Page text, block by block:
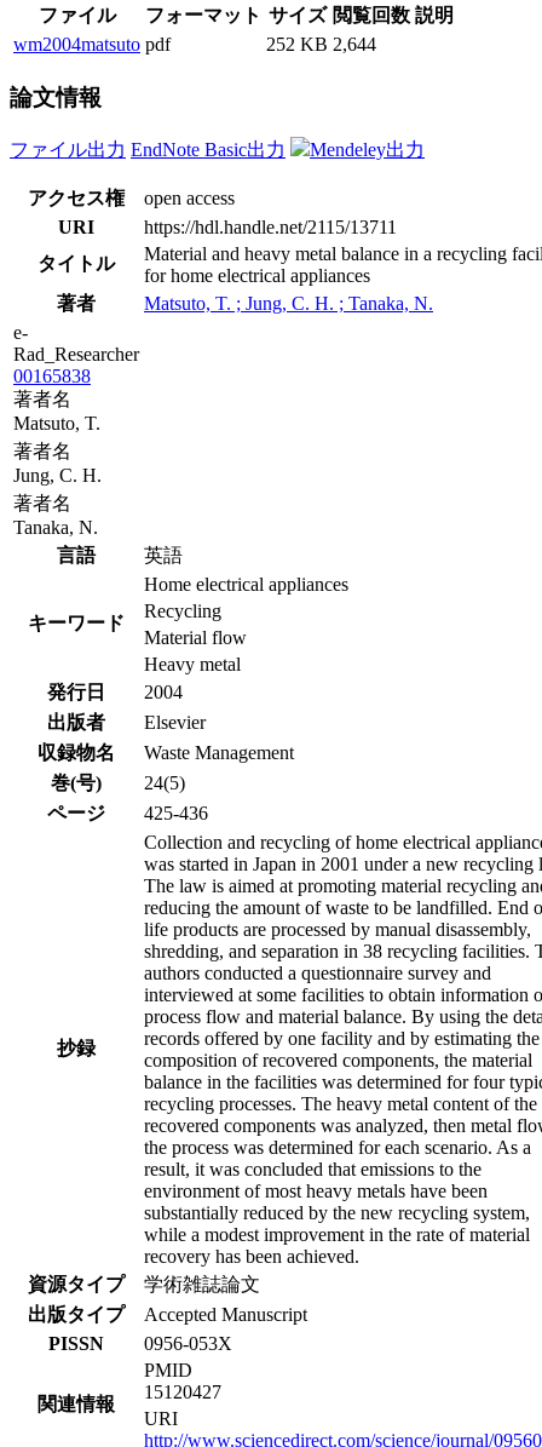
ファイル フォーマット サイズ 閲覧回数 説明
wm2004matsuto pdf 252 KB 2,644
論文情報
ファイル出力 EndNote Basic出力 Mendeley出力
アクセス権
open access
URI
https://hdl.handle.net/2115/13711
タイトル
Material and heavy metal balance in a recycling
for home electrical appliances
著者
Matsuto, T. ; Jung, C. H. ; Tanaka, N.
e-
Rad_Researcher
00165838
著者名
Matsuto, T.
著者名
Jung, C. H.
著者名
Tanaka, N.
言語
英語
キーワード
Home electrical appliances
Recycling
Material flow
Heavy metal
発行日
2004
出版者
Elsevier
収録物名
Waste Management
巻(号)
24(5)
ページ
425-436
抄録
Collection and recycling of home electrical
was started in Japan in 2001 under a new recycling
The law is aimed at promoting material recycling
reducing the amount of waste to be landfilled. End
life products are processed by manual disassembly,
shredding, and separation in 38 recycling facilities.
authors conducted a questionnaire survey and
interviewed at some facilities to obtain information
process flow and material balance. By using the
records offered by one facility and by estimating the
composition of recovered components, the material
balance in the facilities was determined for four
recycling processes. The heavy metal content of the
recovered components was analyzed, then metal
the process was determined for each scenario. As a
result, it was concluded that emissions to the
environment of most heavy metals have been
substantially reduced by the new recycling system,
while a modest improvement in the rate of material
recovery has been achieved.
資源タイプ
学術雑誌論文
出版タイプ
Accepted Manuscript
PISSN
0956-053X
関連情報
PMID
15120427
URI
http://www.sciencedirect.com/science/journal/